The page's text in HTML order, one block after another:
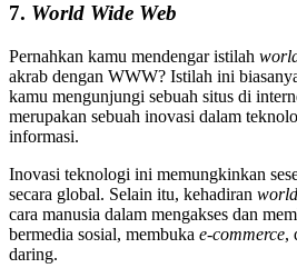
7. World Wide Web
Pernahkan kamu mendengar istilah
akrab dengan WWW? Istilah ini
kamu mengunjungi sebuah situs di
merupakan sebuah inovasi dalam
informasi.
Inovasi teknologi ini memungkinkan
secara global. Selain itu, kehadiran
cara manusia dalam mengakses dan
bermedia sosial, membuka e-commerce,
daring.